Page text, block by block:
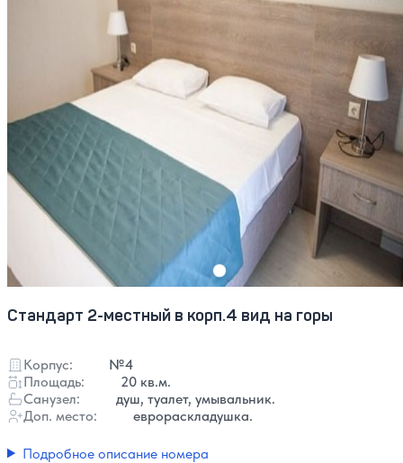
Стандарт 2-местный в корп.4 вид на горы
Корпус:
№4
Площадь:
20 кв.м.
Санузел:
душ, туалет, умывальник.
Доп. место:
еврораскладушка.
Подробное описание номера